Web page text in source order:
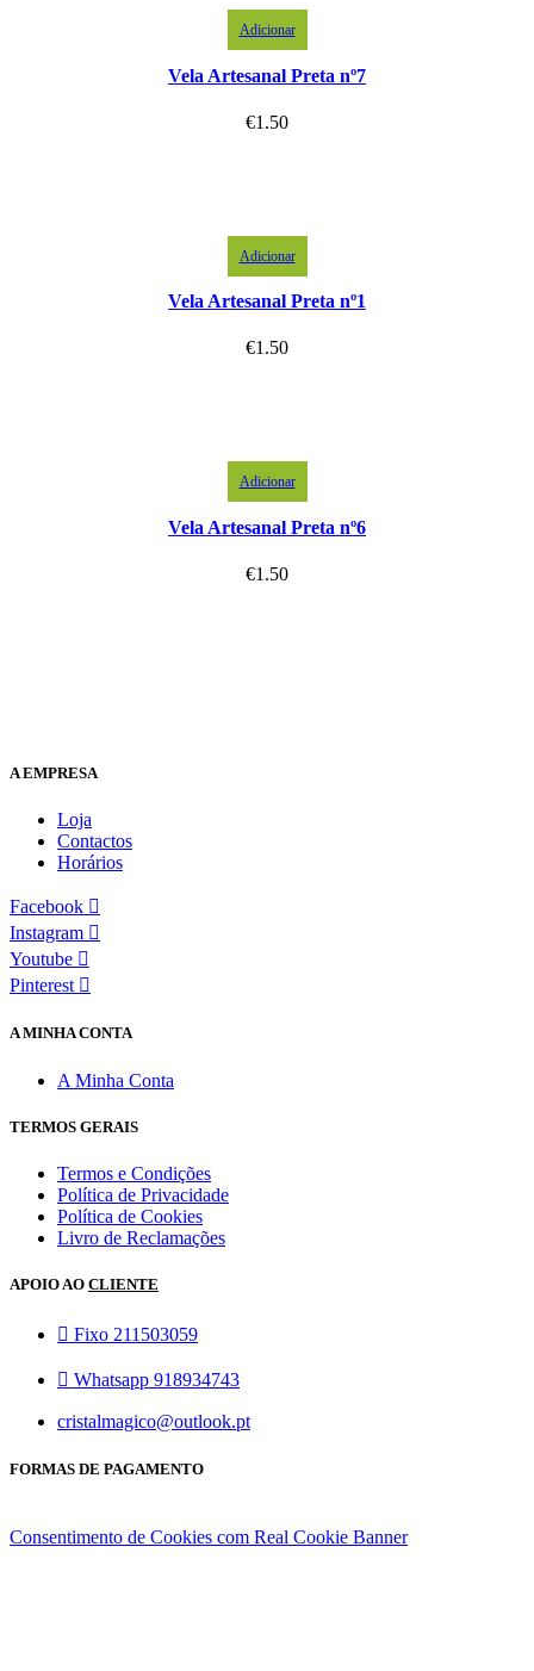
Adicionar
Vela Artesanal Preta nº7
€1.50
Adicionar
Vela Artesanal Preta nº1
€1.50
Adicionar
Vela Artesanal Preta nº6
€1.50
A EMPRESA
Loja
Contactos
Horários
Facebook
Instagram
Youtube
Pinterest
A MINHA CONTA
A Minha Conta
TERMOS GERAIS
Termos e Condições
Política de Privacidade
Política de Cookies
Livro de Reclamações
APOIO AO CLIENTE
Fixo 211503059
Whatsapp 918934743
cristalmagico@outlook.pt
FORMAS DE PAGAMENTO
Consentimento de Cookies com Real Cookie Banner